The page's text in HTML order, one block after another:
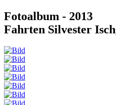
Fotoalbum - 2013
Fahrten Silvester